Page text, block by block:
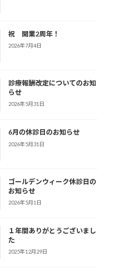
祝 開業2周年！
2026年7月4日
診療報酬改定についてのお知
らせ
2026年5月31日
6月の休診日のお知らせ
2026年5月31日
ゴールデンウィーク休診日の
お知らせ
2026年5月1日
１年間ありがとうございまし
た
2025年12月29日